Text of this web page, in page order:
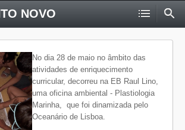
NOVO
No dia 28 de maio no âmbito das
atividades de enriquecimento
curricular, decorreu na EB Raul Lino,
uma oficina ambiental - Plastiologia
Marinha, que foi dinamizada pelo
Oceanário de Lisboa.